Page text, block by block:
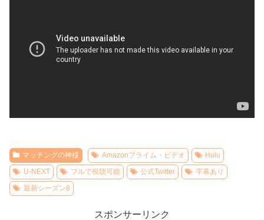
マッチングの神様 Amazonプライム・ビデオ
Hulu
U-NEXT
フルで視聴可能 公式Twitter
字幕あり
最新シーズン8
スポンサーリンク